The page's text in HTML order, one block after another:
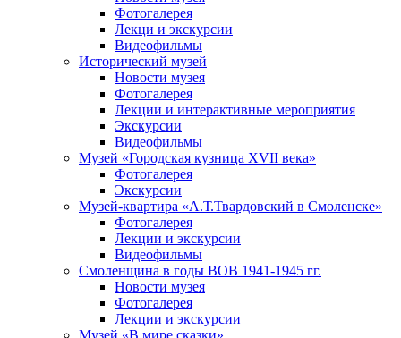
Фотогалерея
Лекци и экскурсии
Видеофильмы
Исторический музей
Новости музея
Фотогалерея
Лекции и интерактивные мероприятия
Экскурсии
Видеофильмы
Музей «Городская кузница XVII века»
Фотогалерея
Экскурсии
Музей-квартира «А.Т.Твардовский в Смоленске»
Фотогалерея
Лекции и экскурсии
Видеофильмы
Смоленщина в годы ВОВ 1941-1945 гг.
Новости музея
Фотогалерея
Лекции и экскурсии
Музей «В мире сказки»